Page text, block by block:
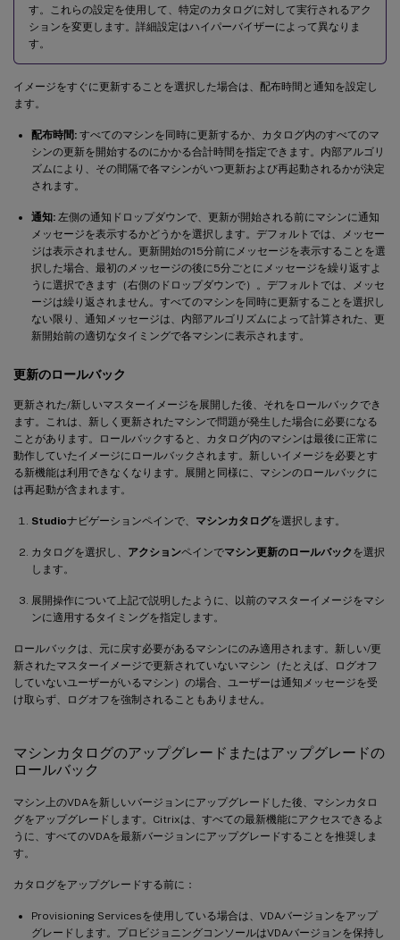
す。これらの設定を使用して、特定のカタログに対して実行されるアク
ションを変更します。詳細設定はハイパーバイザーによって異なりま
す。
イメージをすぐに更新することを選択した場合は、配布時間と通知を設定し
ます。
配布時間: すべてのマシンを同時に更新するか、カタログ内のすべてのマ
シンの更新を開始するのにかかる合計時間を指定できます。内部アルゴリ
ズムにより、その間隔で各マシンがいつ更新および再起動されるかが決定
されます。
通知: 左側の通知ドロップダウンで、更新が開始される前にマシンに通知
メッセージを表示するかどうかを選択します。デフォルトでは、メッセー
ジは表示されません。更新開始の15分前にメッセージを表示することを選
択した場合、最初のメッセージの後に5分ごとにメッセージを繰り返すよ
うに選択できます（右側のドロップダウンで）。デフォルトでは、メッセ
ージは繰り返されません。すべてのマシンを同時に更新することを選択し
ない限り、通知メッセージは、内部アルゴリズムによって計算された、更
新開始前の適切なタイミングで各マシンに表示されます。
更新のロールバック
更新された/新しいマスターイメージを展開した後、それをロールバックでき
ます。これは、新しく更新されたマシンで問題が発生した場合に必要になる
ことがあります。ロールバックすると、カタログ内のマシンは最後に正常に
動作していたイメージにロールバックされます。新しいイメージを必要とす
る新機能は利用できなくなります。展開と同様に、マシンのロールバックに
は再起動が含まれます。
Studioナビゲーションペインで、 マシンカタログを選択します。
カタログを選択し、 アクションペインでマシン更新のロールバックを選択
します。
展開操作について上記で説明したように、以前のマスターイメージをマシ
ンに適用するタイミングを指定します。
ロールバックは、元に戻す必要があるマシンにのみ適用されます。新しい/更
新されたマスターイメージで更新されていないマシン（たとえば、ログオフ
していないユーザーがいるマシン）の場合、ユーザーは通知メッセージを受
け取らず、ログオフを強制されることもありません。
マシンカタログのアップグレードまたはアップグレードの
ロールバック
マシン上のVDAを新しいバージョンにアップグレードした後、マシンカタロ
グをアップグレードします。Citrixは、すべての最新機能にアクセスできるよ
うに、すべてのVDAを最新バージョンにアップグレードすることを推奨しま
す。
カタログをアップグレードする前に：
Provisioning Servicesを使用している場合は、VDAバージョンをアップ
グレードします。プロビジョニングコンソールはVDAバージョンを保持し